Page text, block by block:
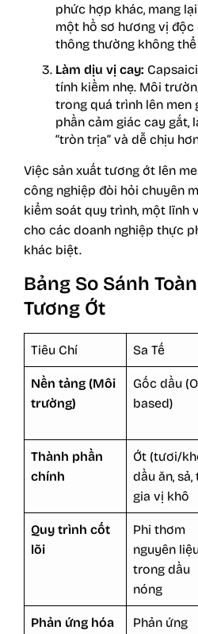
phức hợp khác, mang
một hồ sơ hương vị
thông thường không
Làm dịu vị cay:
tính kiềm nhẹ. Môi
trong quá trình lên men
phần cảm giác cay gắt,
“tròn trịa” và dễ chịu
Việc sản xuất tương ớt lên
công nghiệp đòi hỏi chuyên
kiểm soát quy trình, một lĩnh
cho các doanh nghiệp thực
khác biệt.
Bảng So Sánh
Tương Ớt
Tiêu Chí Sa Tế
Nền tảng (Môi
trường)
Gốc dầu
based)
Thành phần
chính
Ớt (tươi/
dầu ăn, sả,
gia vị khô
Quy trình cốt
lõi
Phi thơm
nguyên
trong dầu
nóng
Phản ứng hóa
Phản ứng